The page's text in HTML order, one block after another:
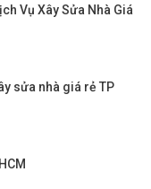
Vụ Xây Sửa Nhà Giá
sửa nhà giá rẻ TP